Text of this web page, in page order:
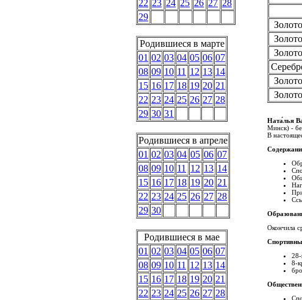
22 23 24 25 26 27 28
29
Родившиеся в марте
01 02 03 04 05 06 07
08 09 10 11 12 13 14
15 16 17 18 19 20 21
22 23 24 25 26 27 28
29 30 31
Родившиеся в апреле
01 02 03 04 05 06 07
08 09 10 11 12 13 14
15 16 17 18 19 20 21
22 23 24 25 26 27 28
29 30
Родившиеся в мае
01 02 03 04 05 06 07
08 09 10 11 12 13 14
15 16 17 18 19 20 21
22 23 24 25 26 27 28
Золото
Золото
Золото
Золото
Золото
Ната́лья
Минск) -
В
Окончила
28-
8-